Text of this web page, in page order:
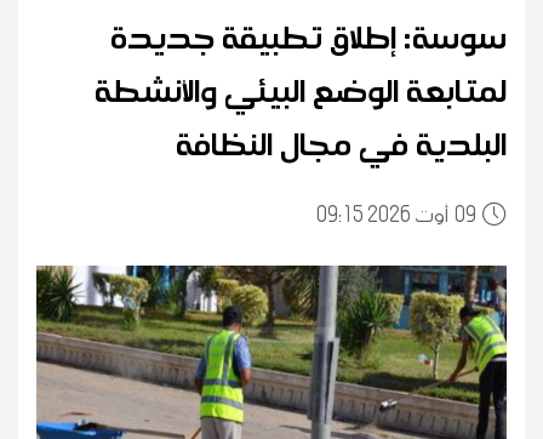
سوسة: إطلاق تطبيقة جديدة
لمتابعة الوضع البيئي والأنشطة
البلدية في مجال النظافة
0909:15 2026 أوت